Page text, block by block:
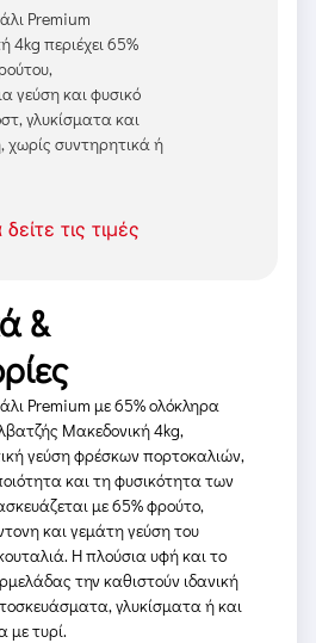
Premium
4kg περιέχει 65%
γεύση και φυσικό
γλυκίσματα και
χωρίς συντηρητικά ή
τις τιμές
&
Premium με 65% ολόκληρα
Μακεδονική 4kg,
γεύση φρέσκων πορτοκαλιών,
και τη φυσικότητα των
με 65% φρούτο,
και γεμάτη γεύση του
Η πλούσια υφή και το
την καθιστούν ιδανική
γλυκίσματα ή και
με τυρί.